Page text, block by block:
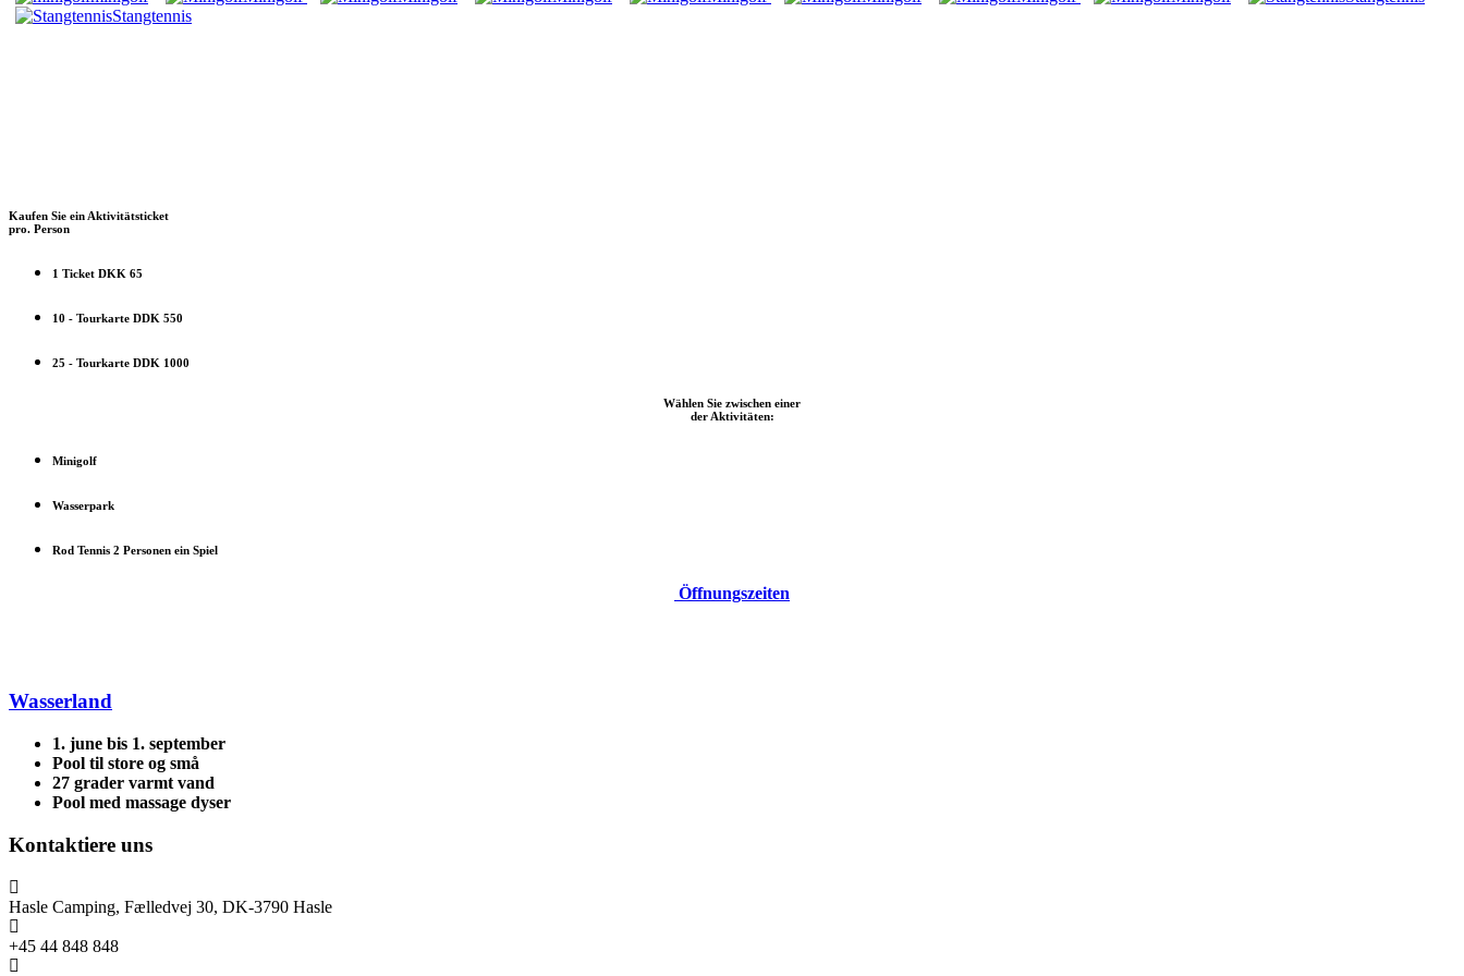
Stangtennis
Kaufen Sie ein Aktivitätsticket
pro. Person
1 Ticket DKK 65
10 - Tourkarte DDK 550
25 - Tourkarte DDK 1000
Wählen Sie zwischen einer
der Aktivitäten:
Minigolf
Wasserpark
Rod Tennis 2 Personen ein Spiel
Öffnungszeiten
Wasserland
1. june bis 1. september
Pool til store og små
27 grader varmt vand
Pool med massage dyser
Kontaktiere uns
Hasle Camping, Fælledvej 30, DK-3790 Hasle
+45 44 848 848